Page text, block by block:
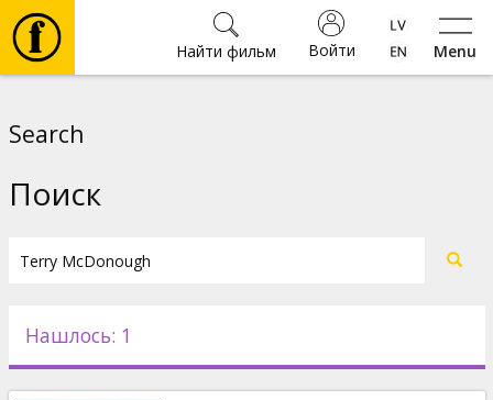
Menu
Войти
Найти фильм
Новости
Search
Поиск
Нашлось: 1